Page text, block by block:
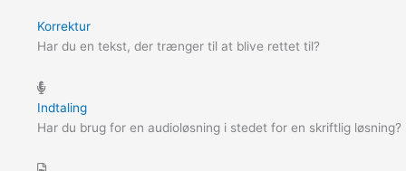
Korrektur
Har du en tekst, der trænger til at blive rettet til?
Indtaling
Har du brug for en audioløsning i stedet for en skriftlig løsning?